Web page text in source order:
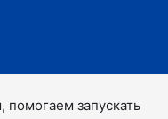
запускать